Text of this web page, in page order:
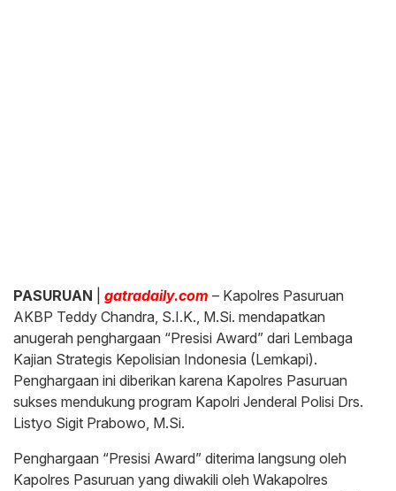
PASURUAN gatradaily.com – Kapolres Pasuruan
AKBP Teddy Chandra, S.I.K., M.Si. mendapatkan
anugerah penghargaan “Presisi Award” dari Lembaga
Kajian Strategis Kepolisian Indonesia (Lemkapi).
Penghargaan ini diberikan karena Kapolres Pasuruan
sukses mendukung program Kapolri Jenderal Polisi Drs.
Listyo Sigit Prabowo, M.Si.
Penghargaan “Presisi Award” diterima langsung oleh
Kapolres Pasuruan yang diwakili oleh Wakapolres